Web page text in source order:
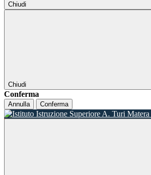
Chiudi
Chiudi
Conferma
Annulla Conferma